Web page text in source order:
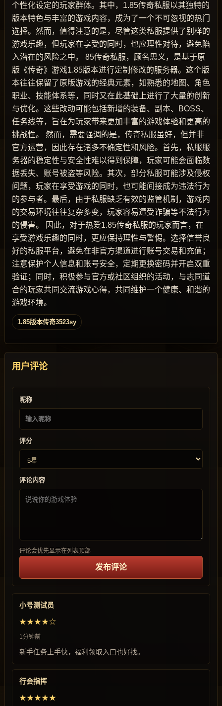
个性化设定的玩家群体。其中，1.85传奇私服以其独特的
版本特色与丰富的游戏内容，成为了一个不可忽视的热门
选择。然而，值得注意的是，尽管这类私服提供了别样的
游戏乐趣，但玩家在享受的同时，也应理性对待，避免陷
入潜在的风险之中。 85传奇私服，顾名思义，是基于原
版《传奇》游戏1.85版本进行定制修改的服务器。这个版
本往往保留了原版游戏的经典元素，如熟悉的地图、角色
职业、技能体系等，同时又在此基础上进行了大量的创新
与优化。这些改动可能包括新增的装备、副本、BOSS、
任务线等，旨在为玩家带来更加丰富的游戏体验和更高的
挑战性。 然而，需要强调的是，传奇私服虽好，但并非
官方运营，因此存在诸多不确定性和风险。首先，私服服
务器的稳定性与安全性难以得到保障，玩家可能会面临数
据丢失、账号被盗等风险。其次，部分私服可能涉及侵权
问题，玩家在享受游戏的同时，也可能间接成为违法行为
的参与者。最后，由于私服缺乏有效的监管机制，游戏内
的交易环境往往复杂多变，玩家容易遭受诈骗等不法行为
的侵害。 因此，对于热爱1.85传奇私服的玩家而言，在
享受游戏乐趣的同时，更应保持理性与警惕。选择信誉良
好的私服平台，避免在非官方渠道进行账号交易和充值；
注意保护个人信息和账号安全，定期更换密码并开启双重
验证；同时，积极参与官方或社区组织的活动，与志同道
合的玩家共同交流游戏心得，共同维护一个健康、和谐的
游戏环境。
1.85版本传奇3523sy
用户评论
昵称
评分
评论内容
评论会优先显示在列表顶部
发布评论
小号测试员
★★★★☆
1分钟前
新手任务上手快，福利领取入口也好找。
行会指挥
★★★★★